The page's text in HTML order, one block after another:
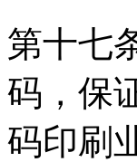
第十七
码，保
码印刷